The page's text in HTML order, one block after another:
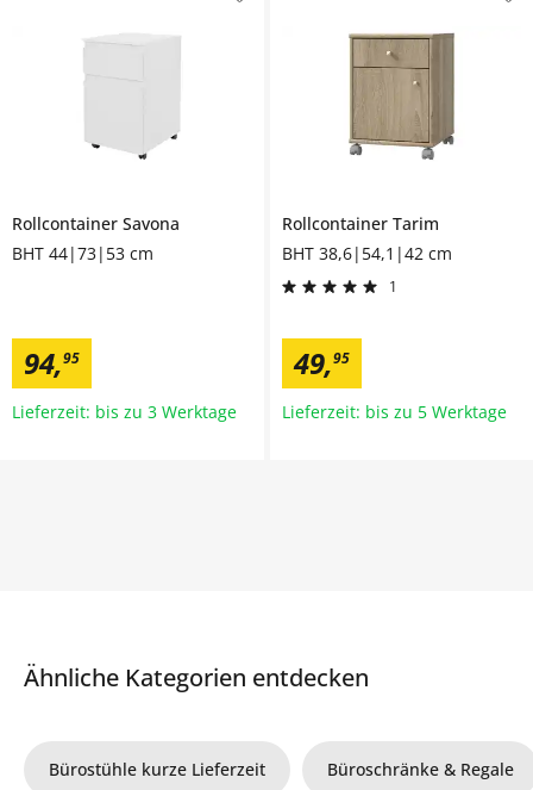
Rollcontainer Savona
BHT 44|73|53 cm
94,95
Lieferzeit: bis zu 3 Werktage
Rollcontainer Tarim
BHT 38,6|54,1|42 cm
1
49,95
Lieferzeit: bis zu 5 Werktage
Ähnliche Kategorien entdecken
Bürostühle kurze Lieferzeit Büroschränke & Regale